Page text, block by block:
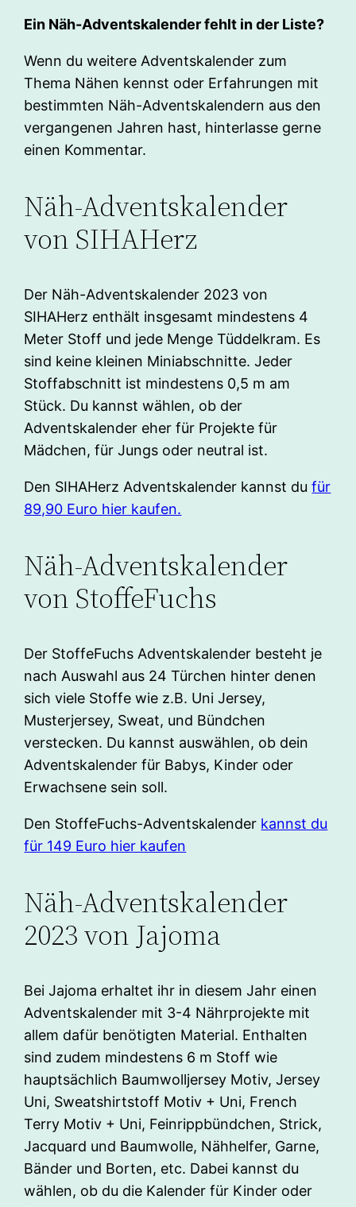
Ein Näh-Adventskalender fehlt in der Liste?
Wenn du weitere Adventskalender zum
Thema Nähen kennst oder Erfahrungen mit
bestimmten Näh-Adventskalendern aus den
vergangenen Jahren hast, hinterlasse gerne
einen Kommentar.
Näh-Adventskalender
von SIHAHerz
Der Näh-Adventskalender 2023 von
SIHAHerz enthält insgesamt mindestens 4
Meter Stoff und jede Menge Tüddelkram. Es
sind keine kleinen Miniabschnitte. Jeder
Stoffabschnitt ist mindestens 0,5 m am
Stück. Du kannst wählen, ob der
Adventskalender eher für Projekte für
Mädchen, für Jungs oder neutral ist.
Den SIHAHerz Adventskalender kannst dufür
89,90 Euro hier kaufen.
Näh-Adventskalender
von StoffeFuchs
Der StoffeFuchs Adventskalender besteht je
nach Auswahl aus 24 Türchen hinter denen
sich viele Stoffe wie z.B. Uni Jersey,
Musterjersey, Sweat, und Bündchen
verstecken. Du kannst auswählen, ob dein
Adventskalender für Babys, Kinder oder
Erwachsene sein soll.
Den StoffeFuchs-Adventskalender kannst du
für 149 Euro hier kaufen
Näh-Adventskalender
2023 von Jajoma
Bei Jajoma erhaltet ihr in diesem Jahr einen
Adventskalender mit 3-4 Nährprojekte mit
allem dafür benötigten Material. Enthalten
sind zudem mindestens 6 m Stoff wie
hauptsächlich Baumwolljersey Motiv, Jersey
Uni, Sweatshirtstoff Motiv + Uni, French
Terry Motiv + Uni, Feinrippbündchen, Strick,
Jacquard und Baumwolle, Nähhelfer, Garne,
Bänder und Borten, etc. Dabei kannst du
wählen, ob du die Kalender für Kinder oder